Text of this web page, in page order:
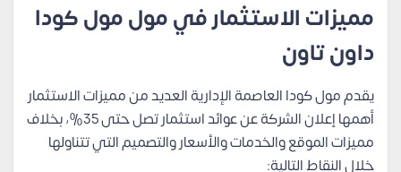
مميزات الاستثمار في مول مول كودا
داون تاون
يقدم مول كودا العاصمة الإدارية العديد من مميزات الاستثمار
أهمها إعلان الشركة عن عوائد استثمار تصل حتى 35%، بخلاف
مميزات الموقع والخدمات والأسعار والتصميم التي تتناولها
خلال النقاط التالية: